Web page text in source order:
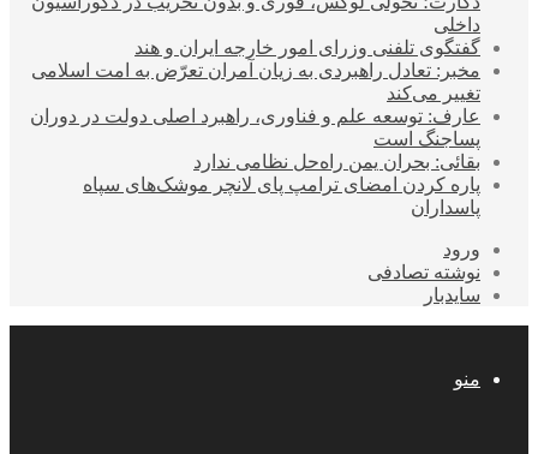
داخلی
گفتگوی تلفنی وزرای امور خارجه ایران و هند
مخبر: تعادل راهبردی به زیان آمران تعرّض به امت اسلامی
تغییر می‌کند
عارف: توسعه علم و فناوری، راهبرد اصلی دولت در دوران
پساجنگ است
بقائی: بحران یمن راه‌حل نظامی ندارد
پاره کردن امضای ترامپ پای لانچر موشک‌های سپاه
پاسداران
ورود
نوشته تصادفی
سایدبار
منو